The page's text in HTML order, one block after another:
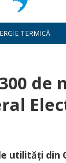
TERMICĂ
de
utilităţi din